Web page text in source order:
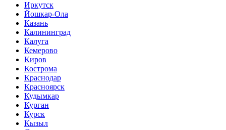
Иркутск
Йошкар-Ола
Казань
Калининград
Калуга
Кемерово
Киров
Кострома
Краснодар
Красноярск
Кудымкар
Курган
Курск
Кызыл